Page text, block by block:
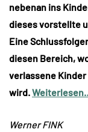
nebenan ins
dieses vorstellte
Eine
diesen Bereich,
verlassene
wird.
Werner FINK